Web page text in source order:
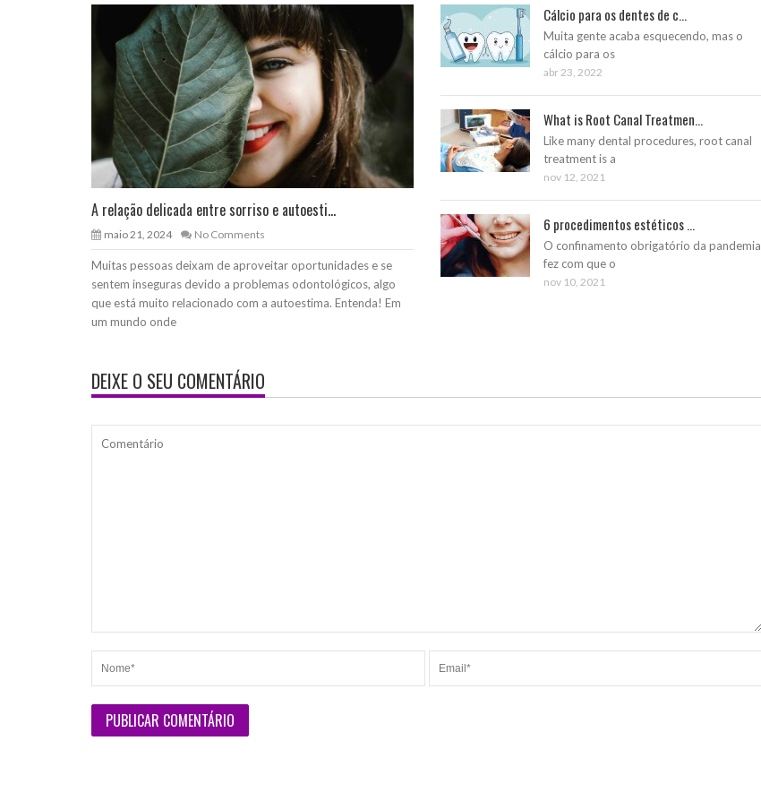
A relação delicada entre sorriso e autoesti...
maio 21, 2024 No Comments
Muitas pessoas deixam de aproveitar oportunidades e se
sentem inseguras devido a problemas odontológicos, algo
que está muito relacionado com a autoestima. Entenda! Em
um mundo onde
Cálcio para os dentes de c...
Muita gente acaba esquecendo, mas o
cálcio para os
abr 23, 2022
What is Root Canal Treatmen...
Like many dental procedures, root canal
treatment is a
nov 12, 2021
6 procedimentos estéticos ...
O confinamento obrigatório da pandemia
fez com que o
nov 10, 2021
DEIXE O SEU COMENTÁRIO